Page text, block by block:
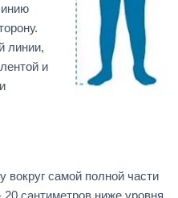
линии,
и
вокруг самой полной части
сантиметров ниже уровня